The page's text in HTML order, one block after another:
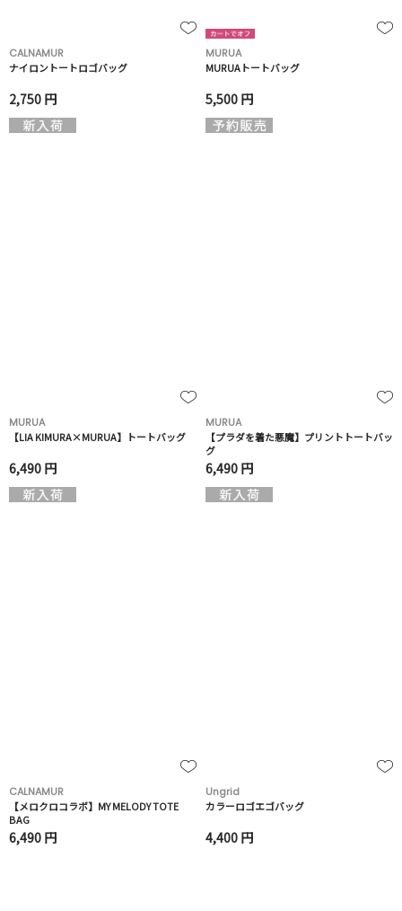
CALNAMUR
ナイロントートロゴバッグ
2,750 円
MURUA
MURUAトートバッグ
5,500 円
MURUA
【LIA KIMURA×MURUA】トートバッグ
6,490 円
MURUA
【プラダを着た悪魔】プリントトートバッ
グ
6,490 円
CALNAMUR
【メロクロコラボ】MY MELODY TOTE
BAG
6,490 円
Ungrid
カラーロゴエゴバッグ
4,400 円